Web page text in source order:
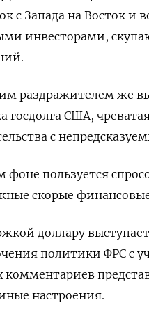
с Запада на Восток и
инвесторами,
раздражителем же
госдолга США,
с
фоне пользуется
скорые
доллару
политики ФРС с
комментариев
настроения.